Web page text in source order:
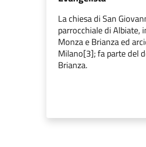
La chiesa di San
parrocchiale di Albiate,
Monza e Brianza ed
Milano[3]; fa parte del
Brianza.